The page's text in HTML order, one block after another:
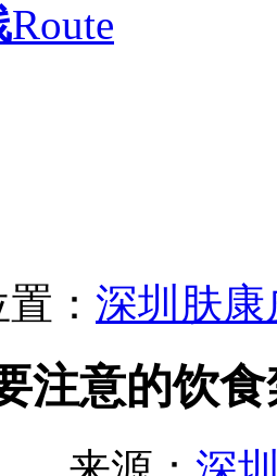
Route
： 深圳肤
注意的饮